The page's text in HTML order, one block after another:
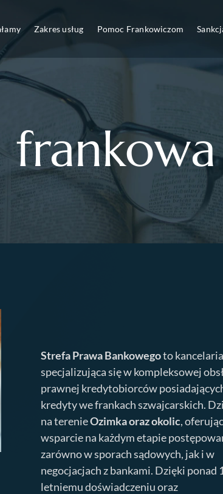
Zakres usług Pomoc Frankowiczom
Strefa Prawa Bankowegoto kancelaria
specjalizująca się w kompleksowej
prawnej kredytobiorców
kredyty we frankach szwajcarskich.
na terenieOzimkaoraz okolic, oferując
wsparcie na każdym etapie
zarówno w sporach sądowych, jak i w
negocjacjach z bankami. Dzięki ponad
letniemu doświadczeniu oraz